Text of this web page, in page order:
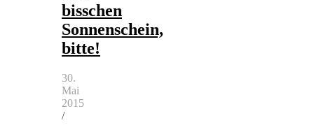
bisschen
Sonnenschein,
bitte!
30.
Mai
2015
/